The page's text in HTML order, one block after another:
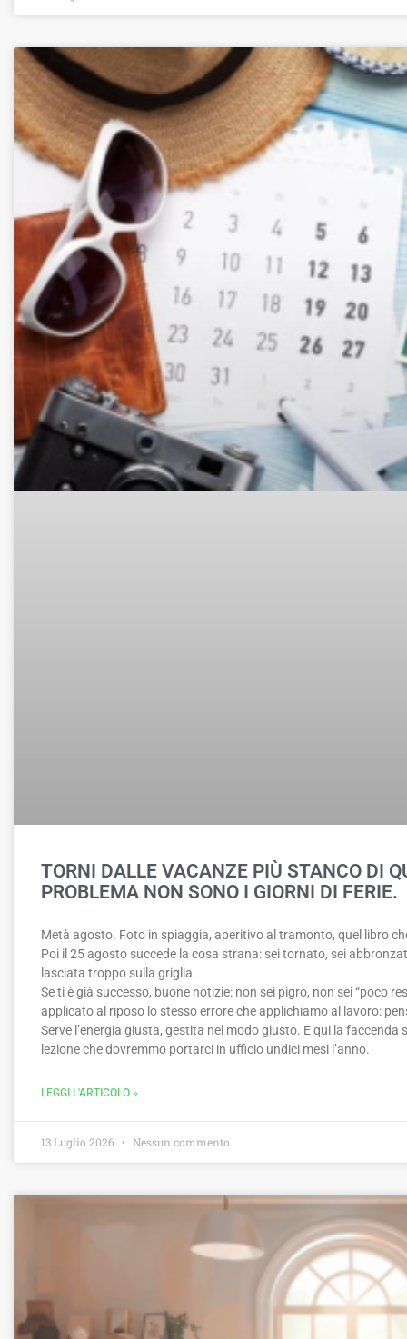
TORNI DALLE VACANZE PIÙ STANCO DI
PROBLEMA NON SONO I GIORNI DI FERIE.
Metà agosto. Foto in spiaggia, aperitivo al tramonto, quel libro
Poi il 25 agosto succede la cosa strana: sei tornato, sei
lasciata troppo sulla griglia.
Se ti è già successo, buone notizie: non sei pigro, non sei “poco
applicato al riposo lo stesso errore che applichiamo al lavoro:
Serve l’energia giusta, gestita nel modo giusto. E qui la
lezione che dovremmo portarci in ufficio undici mesi l’anno.
LEGGI L'ARTICOLO »
13 Luglio 2026 Nessun commento